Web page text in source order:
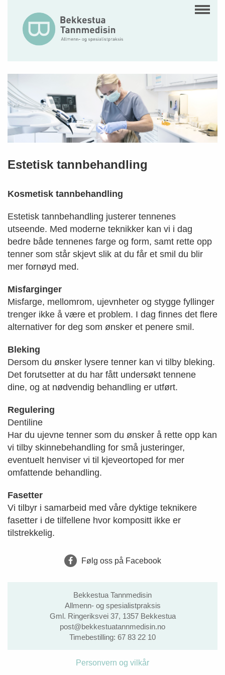
Estetisk tannbehandling
Kosmetisk tannbehandling
Estetisk tannbehandling justerer tennenes
utseende. Med moderne teknikker kan vi i dag
bedre både tennenes farge og form, samt rette opp
tenner som står skjevt slik at du får et smil du blir
mer fornøyd med.
Misfarginger
Misfarge, mellomrom, ujevnheter og stygge fyllinger
trenger ikke å være et problem. I dag finnes det flere
alternativer for deg som ønsker et penere smil.
Bleking
Dersom du ønsker lysere tenner kan vi tilby bleking.
Det forutsetter at du har fått undersøkt tennene
dine, og at nødvendig behandling er utført.
Regulering
Dentiline
Har du ujevne tenner som du ønsker å rette opp kan
vi tilby skinnebehandling for små justeringer,
eventuelt henviser vi til kjeveortoped for mer
omfattende behandling.
Fasetter
Vi tilbyr i samarbeid med våre dyktige teknikere
fasetter i de tilfellene hvor kompositt ikke er
tilstrekkelig.
Følg oss på Facebook
Bekkestua Tannmedisin
Allmenn- og spesialistpraksis
Gml. Ringeriksvei 37, 1357 Bekkestua
post@bekkestuatannmedisin.no
Timebestilling: 67 83 22 10
Personvern og vilkår